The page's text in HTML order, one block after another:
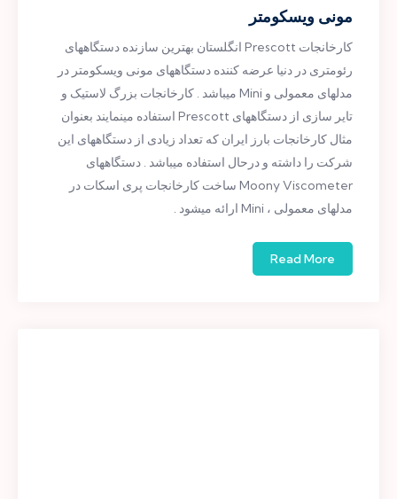
مونی ویسکومتر
کارخانجات Prescott انگلستان بهترین سازنده دستگاههای
رئومتری در دنیا عرضه کننده دستگاههای مونی ویسکومتر در
مدلهای معمولی و Mini میباشد . کارخانجات بزرگ لاستیک و
تایر سازی از دستگاههای Prescott استفاده مینمایند بعنوان
مثال کارخانجات بارز ایران که تعداد زیادی از دستگاههای این
شرکت را داشته و درحال استفاده میباشد . دستگاههای
Moony Viscometer ساخت کارخانجات پری اسکات در
مدلهای معمولی ، Mini ارائه میشود .
Read More